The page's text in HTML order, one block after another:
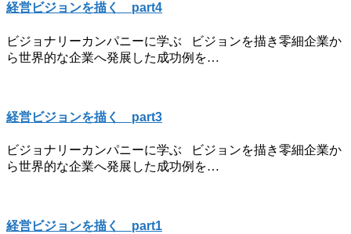
経営ビジョンを描く part4
ビジョナリーカンパニーに学ぶ ビジョンを描き零細企業か
ら世界的な企業へ発展した成功例を…
経営ビジョンを描く part3
ビジョナリーカンパニーに学ぶ ビジョンを描き零細企業か
ら世界的な企業へ発展した成功例を…
経営ビジョンを描く part1